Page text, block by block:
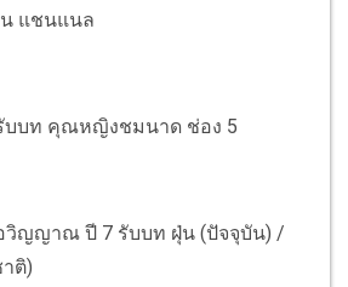
แชนแนล
บบท คุณหญิงชมนาด ช่อง 5
วิญญาณ ปี 7 รับบท ฝุ่น (ปัจจุบัน) /
ติ)